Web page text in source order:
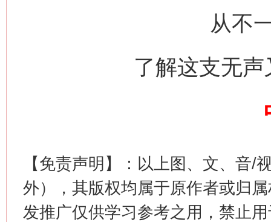
从不
了解这支无
【免责声明】：以上图、文、音/
外），其版权均属于原作者或归
发推广仅供学习参考之用，禁止
这是一记警钟！ 谢